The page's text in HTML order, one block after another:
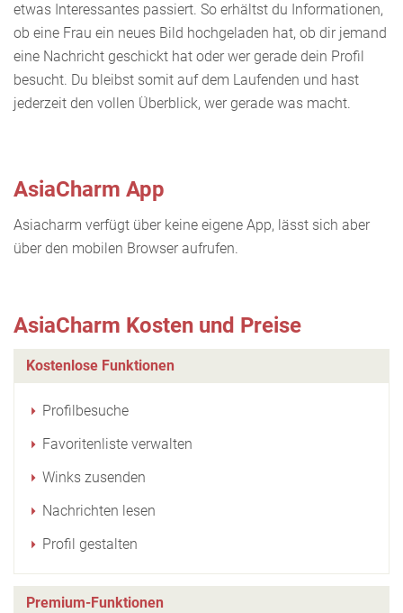
etwas Interessantes passiert. So erhältst du Informationen,
ob eine Frau ein neues Bild hochgeladen hat, ob dir jemand
eine Nachricht geschickt hat oder wer gerade dein Profil
besucht. Du bleibst somit auf dem Laufenden und hast
jederzeit den vollen Überblick, wer gerade was macht.
AsiaCharm App
Asiacharm verfügt über keine eigene App, lässt sich aber
über den mobilen Browser aufrufen.
AsiaCharm Kosten und Preise
Kostenlose Funktionen
Profilbesuche
Favoritenliste verwalten
Winks zusenden
Nachrichten lesen
Profil gestalten
Premium-Funktionen